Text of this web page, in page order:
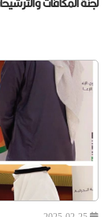
لجنة المكافآت